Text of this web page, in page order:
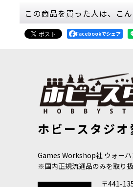
この商品を買った人は、こ
アポセカリー・ホワイト
[29-34]
(税込)
Facebookでシェア
ホビースタジオ
Games Workshop社 ウォー
※国内正規流通品のみを取り
〒441-